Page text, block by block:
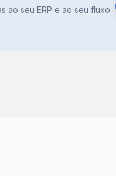
ao seu ERP e ao seu fluxo